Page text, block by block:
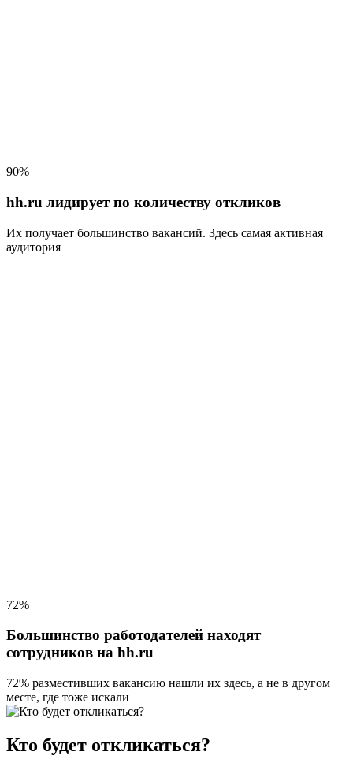
90%
hh.ru лидирует по количеству откликов
Их получает большинство вакансий. Здесь самая активная
аудитория
72%
Большинство работодателей находят
сотрудников на hh.ru
72% разместивших вакансию нашли их здесь, а не в другом
месте, где тоже искали
Кто будет откликаться?